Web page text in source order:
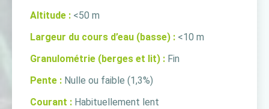
Altitude : <50 m
Largeur du cours d’eau (basse) : <10 m
Granulométrie (berges et lit) : Fin
Pente : Nulle ou faible (1,3%)
Courant : Habituellement lent